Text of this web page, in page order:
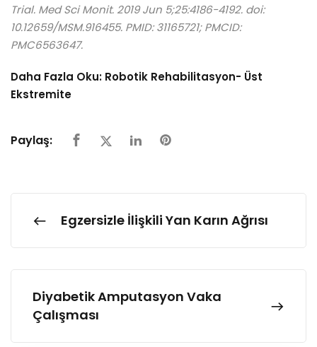
Trial. Med Sci Monit. 2019 Jun 5;25:4186-4192. doi:
10.12659/MSM.916455. PMID: 31165721; PMCID:
PMC6563647.
Daha Fazla Oku: Robotik Rehabilitasyon- Üst
Ekstremite
Paylaş:
Egzersizle İlişkili Yan Karın Ağrısı
Diyabetik Amputasyon Vaka
Çalışması